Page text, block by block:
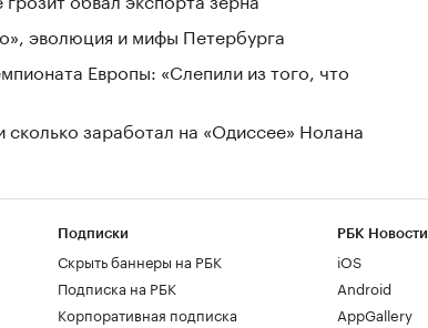
эволюция и мифы Петербурга
Европы: «Слепили из того, что
заработал на «Одиссее» Нолана
Подписки
Скрыть баннеры на РБК
Подписка на РБК
Корпоративная подписка
РБК Новости
iOS
Android
AppGallery